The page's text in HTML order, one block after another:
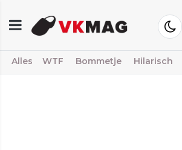
Alles WTF Bommetje Hilarisch